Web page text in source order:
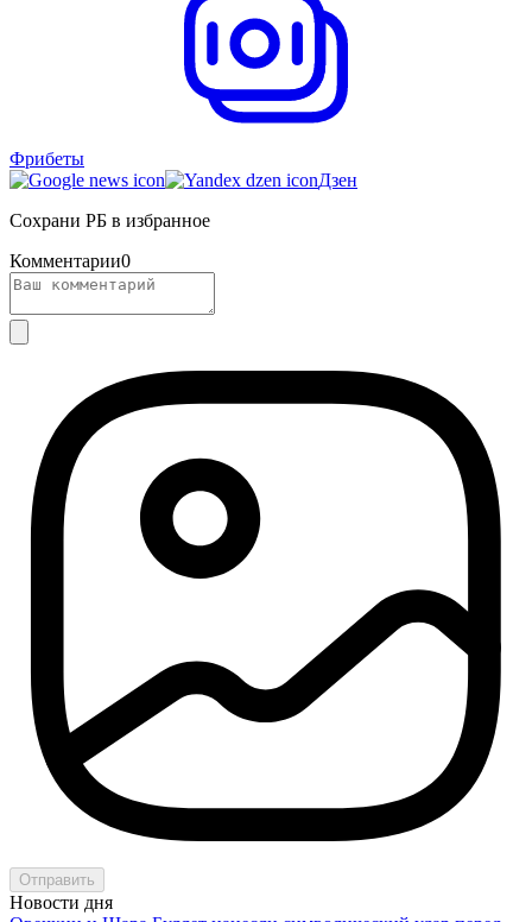
Фрибеты
Дзен
Сохрани РБ в избранное
Комментарии0
Отправить
Новости дня